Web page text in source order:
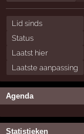
Lid sinds
Status
Laatst hier
Laatste aanpassing
Agenda
Statistieken